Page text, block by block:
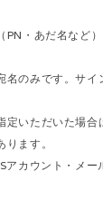
PN・あだ名など
名のみです。サイ
定いただいた場
ます。
アカウント・メー